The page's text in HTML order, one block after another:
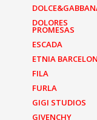
DOLORES
PROMESAS
ESCADA
ETNIA
FILA
FURLA
GIGI STUDIOS
GIVENCHY